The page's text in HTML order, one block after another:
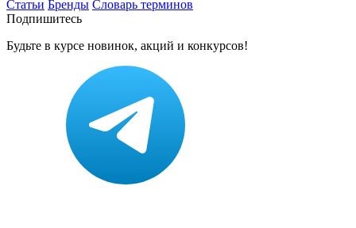
Статьи Бренды Словарь терминов
Подпишитесь
Будьте в курсе новинок, акций и конкурсов!